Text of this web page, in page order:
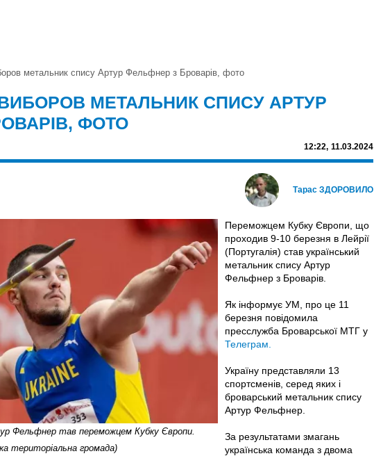
метальник спису Артур Фельфнер з Броварів, фото
МЕТАЛЬНИК СПИСУ АРТУР
ФОТО
12:22, 11.03.2024
Тарас ЗДОРОВИЛО
Фельфнер тав переможцем Кубку Європи.
територіальна громада)
Переможцем Кубку Європи, що
проходив 9-10 березня в Лейрії
(Португалія) став український
метальник спису Артур
Фельфнер з Броварів.
Як інформує УМ, про це 11
березня повідомила
пресслужба Броварської МТГ у
Телеграм.
Україну представляли 13
спортсменів, серед яких і
броварський метальник спису
Артур Фельфнер.
За результатами змагань
українська команда з двома